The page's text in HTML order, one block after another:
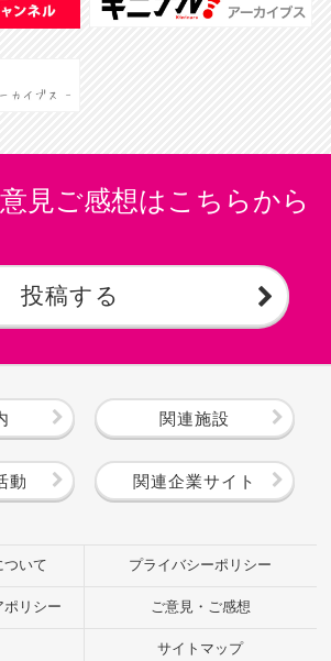
見ご感想はこちらから
投稿する
関連施設
動 関連企業サイト
ついて プライバシーポリシー
ポリシー ご意見・ご感想
サイトマップ